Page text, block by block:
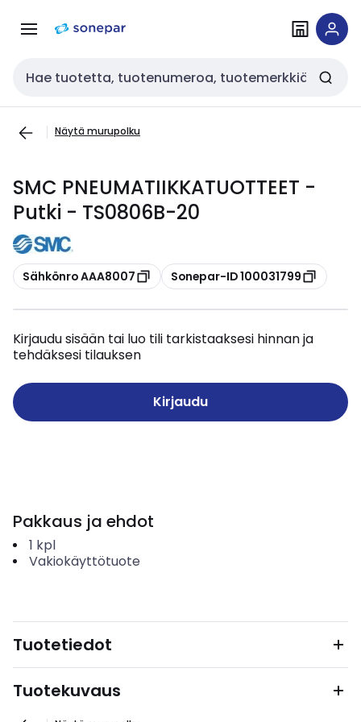
navigointiinsisältöön
Haku
Näytä murupolku
SMC PNEUMATIIKKATUOTTEET -
Putki - TS0806B-20
Kopioi
Sähkönro AAA8007 Kopioi
Sonepar-ID 100031799
Kirjaudu sisään tai luo tili tarkistaaksesi hinnan ja
tehdäksesi tilauksen
Kirjaudu
Pakkaus ja ehdot
1 kpl
Vakiokäyttötuote
Tuotetiedot
Tuotekuvaus